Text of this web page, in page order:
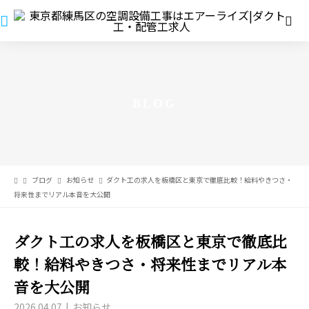
ブログ お知らせ
ダクト工の求人を板橋区と東京で徹底比較！給料やきつさ・
将来性までリアル本音を大公開
ダクト工の求人を板橋区と東京で徹底比
較！給料やきつさ・将来性までリアル本
音を大公開